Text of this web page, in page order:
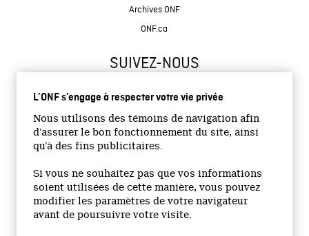
L’ONF s’engage à respecter votre vie privée
Nous utilisons des témoins de navigation afin
d’assurer le bon fonctionnement du site, ainsi
qu’à des fins publicitaires.
Si vous ne souhaitez pas que vos informations
soient utilisées de cette manière, vous pouvez
modifier les paramètres de votre navigateur
avant de poursuivre votre visite.
Archives ONF
ONF.ca
SUIVEZ-NOUS
Site institutionnel
Accessibilité